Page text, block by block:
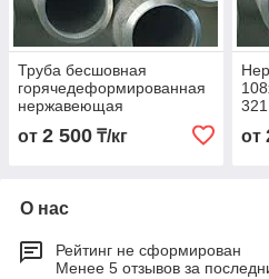
Труба бесшовная
горячедеформированная
нержавеющая
108х4,0х6000 Марка AISI
321
от 2 500 ₸/кг
321
от
О нас
Рейтинг не сформирован
Менее 5 отзывов за